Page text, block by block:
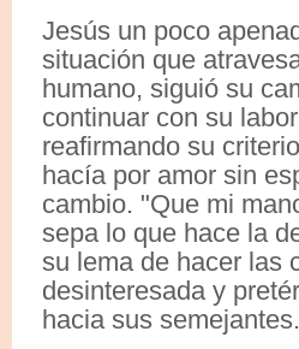
Jesús un poco
situación que
humano, siguió su
continuar con su
reafirmando su
hacía por amor sin
cambio. "Que mi
sepa lo que hace la
su lema de hacer las
desinteresada y
hacia sus semejantes.